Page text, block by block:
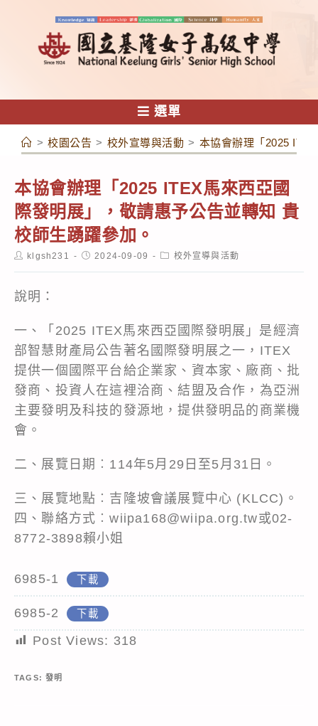
容
選單
> 校園公告 > 校外宣導與活動 > 本協會辦理「2025
本協會辦理「2025 ITEX馬來西亞國
際發明展」，敬請惠予公告並轉知 貴
校師生踴躍參加。
Postklgsh231
Post2024-09-09
Post校外宣導與活動
說明：
一、「2025 ITEX馬來西亞國際發明展」是經濟
部智慧財產局公告著名國際發明展之一，ITEX
提供一個國際平台給企業家、資本家、廠商、批
發商、投資人在這裡洽商、結盟及合作，為亞洲
主要發明及科技的發源地，提供發明品的商業機
會。
二、展覽日期︰114年5月29日至5月31日。
三、展覽地點︰吉隆坡會議展覽中心 (KLCC)。
四、聯絡方式︰wiipa168@wiipa.org.tw或02-
8772-3898賴小姐
6985-1 下載
6985-2 下載
Post Views: 318
TAGS:發明